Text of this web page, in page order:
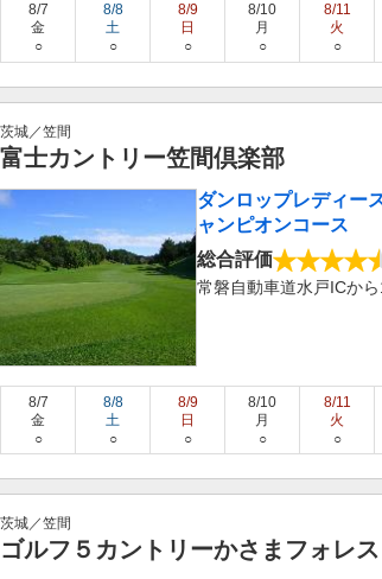
8/7
金
○
8/8
土
○
8/9
日
○
8/10
月
○
8/11
火
○
茨城／笠間
富士カントリー笠間倶楽部
ダンロップレディー
ャンピオンコース
総合評価
常磐自動車道水戸ICか
8/7
金
○
8/8
土
○
8/9
日
○
8/10
月
○
8/11
火
○
茨城／笠間
ゴルフ５カントリーかさまフォレ